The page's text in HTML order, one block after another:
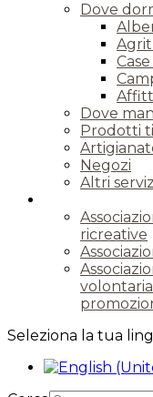
Dove
Dove
Prodotti
Negozi
Altri
ricreative
Seleziona la tua